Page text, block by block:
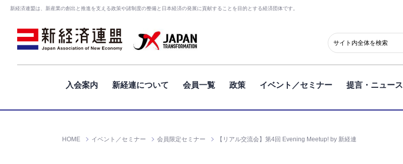
新経済連盟は、新産業の創出と推進を支える政策や諸制度の整備と日本経済の発展に貢献することを目的とする経済団体です。
入会案内 新経連について 会員一覧 政策 イベント／セミナー 提言・ニュース
HOME イベント／セミナー 会員限定セミナー 【リアル交流会】第4回 Evening Meetup! by 新経連